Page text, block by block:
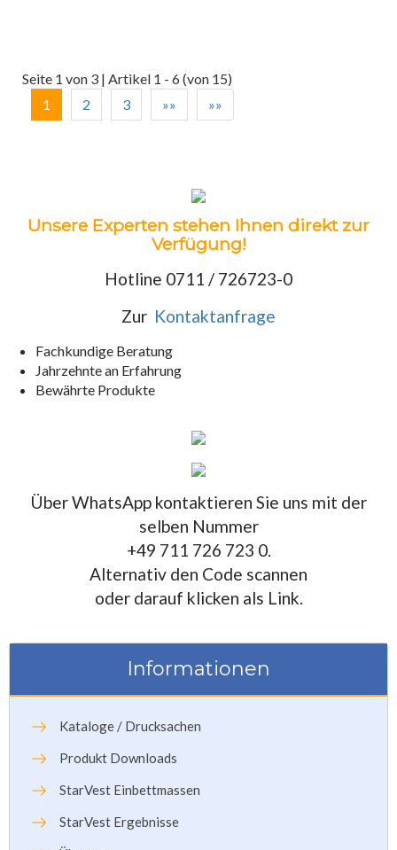
Seite 1 von 3 | Artikel 1 - 6 (von 15)
1
2 3 »» »»
Unsere Experten stehen Ihnen direkt zur
Verfügung!
Hotline 0711 / 726723-0
Zur Kontaktanfrage
Fachkundige Beratung
Jahrzehnte an Erfahrung
Bewährte Produkte
Über WhatsApp kontaktieren Sie uns mit der
selben Nummer
+49 711 726 723 0.
Alternativ den Code scannen
oder darauf klicken als Link.
Informationen
Kataloge / Drucksachen
Produkt Downloads
StarVest Einbettmassen
StarVest Ergebnisse